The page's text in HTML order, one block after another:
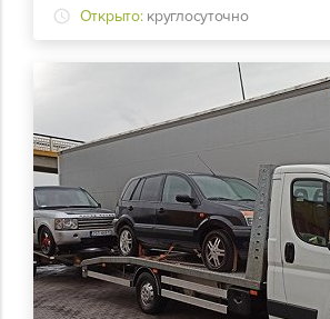
Открыто: круглосуточно